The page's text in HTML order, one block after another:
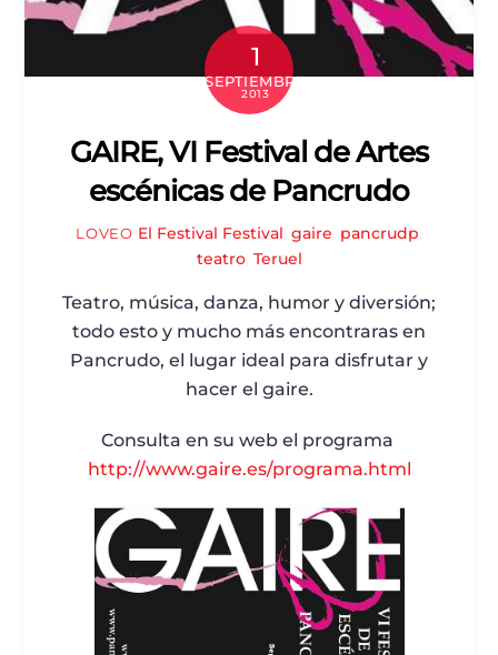
1
SEPTIEMBRE
2013
GAIRE, VI Festival de Artes
escénicas de Pancrudo
LOVEO El Festival Festival gaire pancrudp
teatro, Teruel
Teatro, música, danza, humor y diversión;
todo esto y mucho más encontraras en
Pancrudo, el lugar ideal para disfrutar y
hacer el gaire.
Consulta en su web el programa
http://www.gaire.es/programa.html